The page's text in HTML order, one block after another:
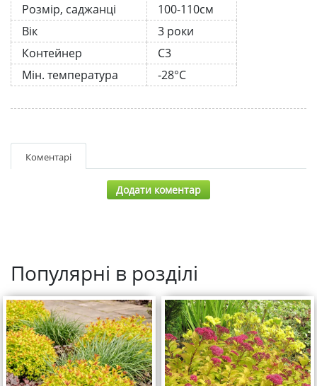
Розмір, саджанці
100-110см
Вік
3 роки
Контейнер
С3
Мін. температура
-28°C
Коментарі
Додати коментар
Популярні в розділі